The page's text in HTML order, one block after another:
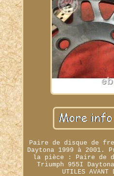
Paire de disque de
Daytona 1999 à
la pièce : Paire de
Triumph 955I
UTILES AVANT